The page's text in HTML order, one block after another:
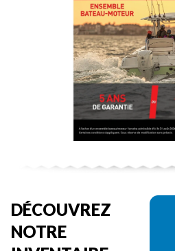
DÉCOUVREZ
NOTRE